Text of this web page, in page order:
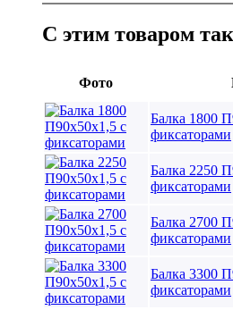
С этим товаром
Фото
Балка 1800
фиксаторами
Балка 2250
фиксаторами
Балка 2700
фиксаторами
Балка 3300
фиксаторами